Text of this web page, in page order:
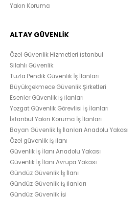
Yakın Koruma
ALTAY GÜVENLİK
Özel Güvenlik Hizmetleri İstanbul
Silahlı Güvenlik
Tuzla Pendik Güvenlik İş İlanları
Büyükçekmece Güvenlik Şirketleri
Esenler Güvenlik İş İlanları
Yozgat Güvenlik Görevlisi İş İlanları
İstanbul Yakın Koruma İş İlanları
Bayan Güvenlik İş İlanları Anadolu Yakası
Özel güvenlik iş ilanı
Güvenlik İş İlanı Anadolu Yakası
Güvenlik İş İlanı Avrupa Yakası
Gündüz Güvenlik İş İlanı
Gündüz Güvenlik İş İlanları
Gündüz Güvenlik İşi